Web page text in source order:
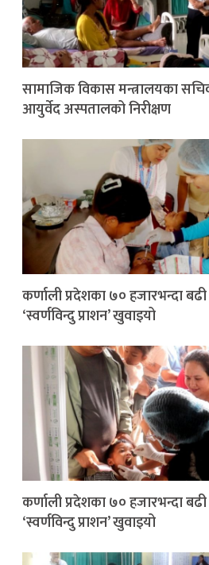
सामाजिक विकास मन्त्रालयका सचिव
आयुर्वेद अस्पतालको निरीक्षण
कर्णाली प्रदेशका ७० हजारभन्दा
‘स्वर्णविन्दु प्राशन’ खुवाइयो
कर्णाली प्रदेशका ७० हजारभन्दा
‘स्वर्णविन्दु प्राशन’ खुवाइयो